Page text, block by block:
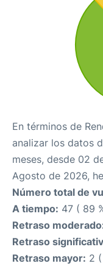
En términos de
analizar los datos
meses, desde 02
Agosto de 2026,
Número total de
A tiempo: 47 ( 89
Retraso
Retraso
Retraso mayor: 2